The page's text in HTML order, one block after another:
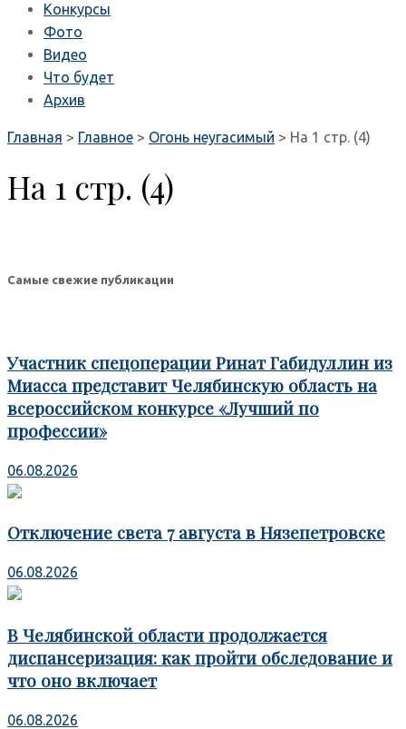
Конкурсы
Фото
Видео
Что будет
Архив
Главная > Главное > Огонь неугасимый > На 1 стр. (4)
На 1 стр. (4)
Самые свежие публикации
Участник спецоперации Ринат Габидуллин из
Миасса представит Челябинскую область на
всероссийском конкурсе «Лучший по
профессии»
06.08.2026
Отключение света 7 августа в Нязепетровске
06.08.2026
В Челябинской области продолжается
диспансеризация: как пройти обследование и
что оно включает
06.08.2026